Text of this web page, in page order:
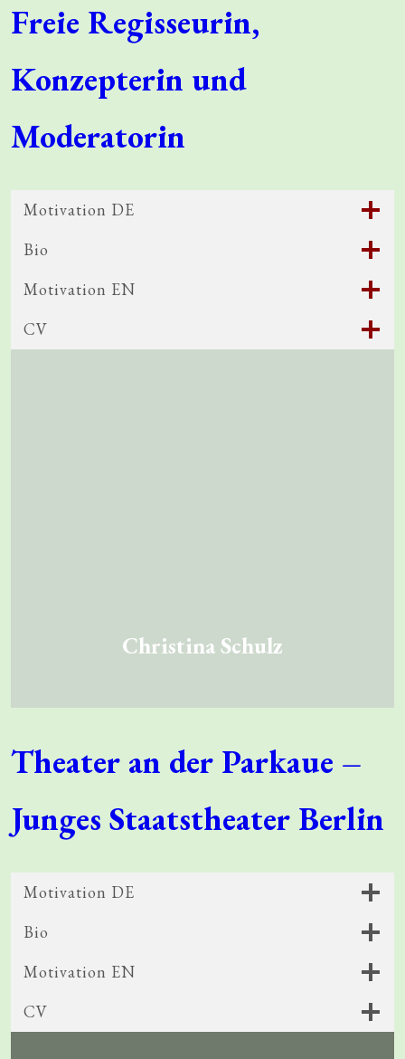
Freie Regisseurin,
Konzepterin und
Moderatorin
Motivation DE
Bio
Motivation EN
CV
Christina Schulz
Theater an der Parkaue –
Junges Staatstheater Berlin
Motivation DE
Bio
Motivation EN
CV